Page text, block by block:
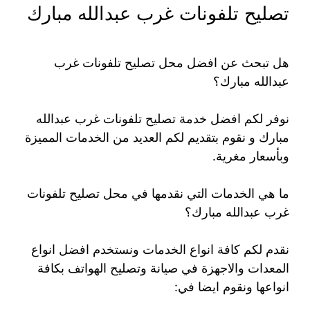
تصليح تلفونات غرب عبدالله مبارك
هل تبحث عن افضل محل تصليح تلفونات غرب
عبدالله مبارك؟
نوفر لكم افضل خدمة تصليح تلفونات غرب عبدالله
مبارك و نقوم بتقديم لكم العديد من الخدمات المميزة
وبأسعار مغرية.
ما هي الخدمات التي نقدمها في محل تصليح تلفونات
غرب عبدالله مبارك؟
نقدم لكم كافة انواع الخدمات ونستخدم افضل انواع
المعدات والاجهزة في صيانة وتصليح الهواتف بكافة
انواعها ونقوم ايضا في: